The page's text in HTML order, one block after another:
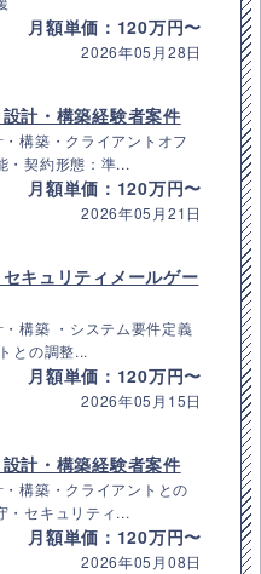
月額単価：120万円〜
2026年05月28日
計・構築経験者案件
構築・クライアントオフ
・契約形態：準...
月額単価：120万円〜
2026年05月21日
キュリティメールゲー
構築 ・システム要件定義
との調整...
月額単価：120万円〜
2026年05月15日
計・構築経験者案件
構築・クライアントとの
・セキュリティ...
月額単価：120万円〜
2026年05月08日